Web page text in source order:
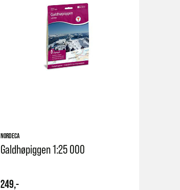
NORDECA
Galdhøpiggen 1:25 000
249,-